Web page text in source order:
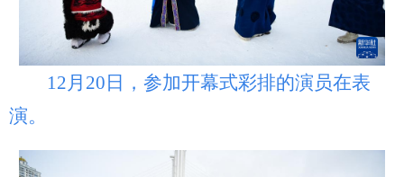
12月20日，参加开幕式彩排的演员在表
演。